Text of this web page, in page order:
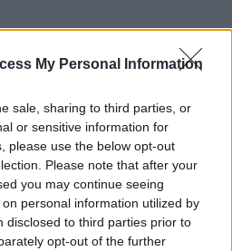
My Personal Information
sale, sharing to third parties, or
or sensitive information for
please use the below opt-out
Please note that after your
you may continue seeing
personal information utilized by
disclosed to third parties prior to
opt-out of the further